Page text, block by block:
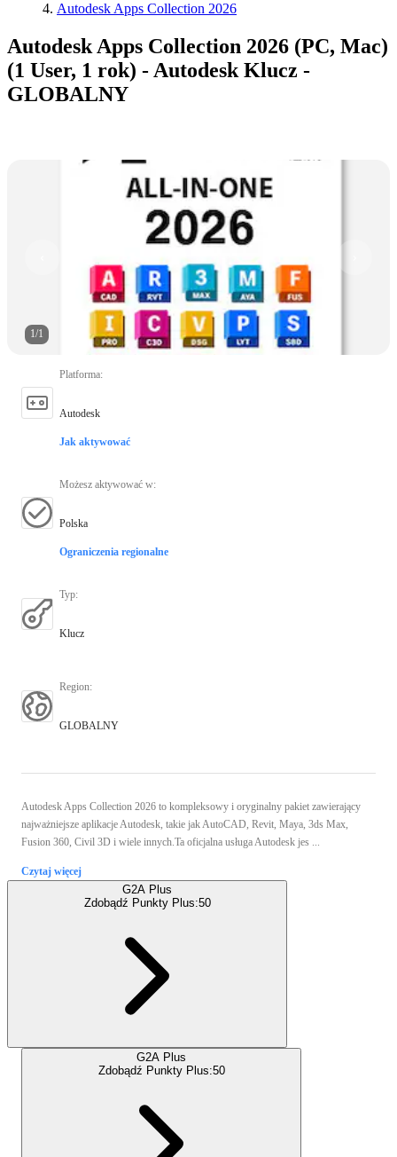
Autodesk Apps Collection 2026
Autodesk Apps Collection 2026 (PC, Mac)
(1 User, 1 rok) - Autodesk Klucz -
GLOBALNY
1/1
Platforma:
Autodesk
Jak aktywować
Możesz aktywować w:
Polska
Ograniczenia regionalne
Typ:
Klucz
Region:
GLOBALNY
Autodesk Apps Collection 2026 to kompleksowy i oryginalny pakiet zawierający
najważniejsze aplikacje Autodesk, takie jak AutoCAD, Revit, Maya, 3ds Max,
Fusion 360, Civil 3D i wiele innych.Ta oficjalna usługa Autodesk jes ...
Czytaj więcej
G2A Plus
Zdobądź Punkty Plus:50
G2A Plus
Zdobądź Punkty Plus:50